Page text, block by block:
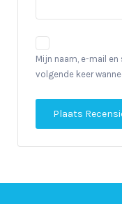
Mijn naam, e-mail
volgende keer